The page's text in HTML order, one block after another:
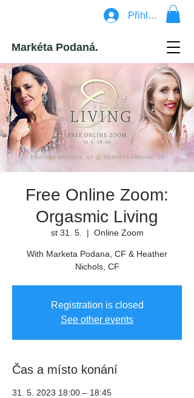
Přihlásit se
Markéta Podaná.
Free Online Zoom:
Orgasmic Living
st 31. 5.
  |
Online Zoom
With Marketa Podana, CF & Heather
Nichols, CF
Registration is closed
See other events
Čas a místo konání
31. 5. 2023 18:00 – 18:45